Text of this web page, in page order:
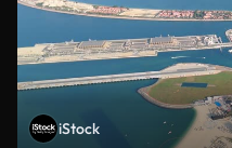
iStock